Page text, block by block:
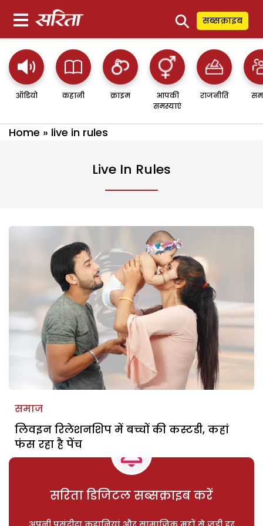
⚲ सब्सक्राइब
ऑडियो कहानी क्राइम
आपकी
समस्याएं
राजनीति
Home » live in rules
Live In Rules
समाज
लिवइन रिलेशनशिप में बच्चों की कस्टडी, कहां
फंस रहा है पेंच
सरिता डिजिटल सब्सक्राइब करें